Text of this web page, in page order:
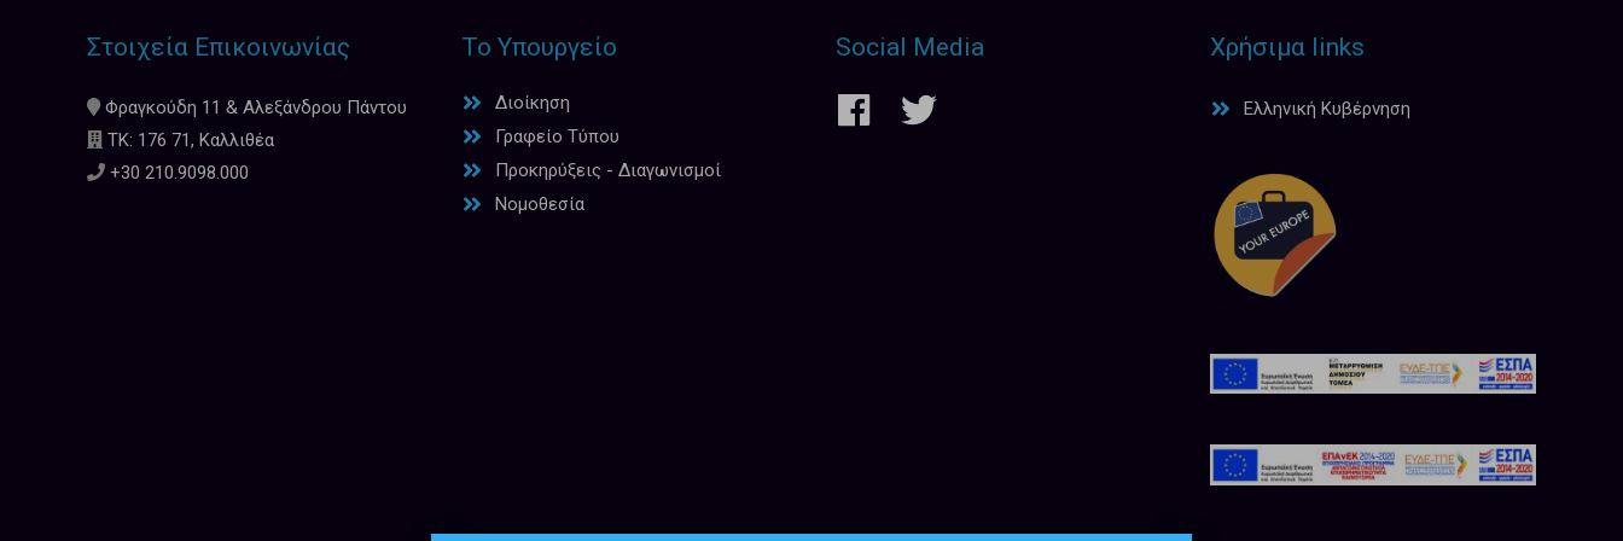
Στοιχεία Επικοινωνίας
Φραγκούδη 11 & Αλεξάνδρου Πάντου
ΤΚ: 176 71, Καλλιθέα
+30 210.9098.000
Το Υπουργείο
Διοίκηση
Γραφείο Τύπου
Προκηρύξεις - Διαγωνισμοί
Νομοθεσία
Social Media Χρήσιμα links
Ελληνική Κυβέρνηση